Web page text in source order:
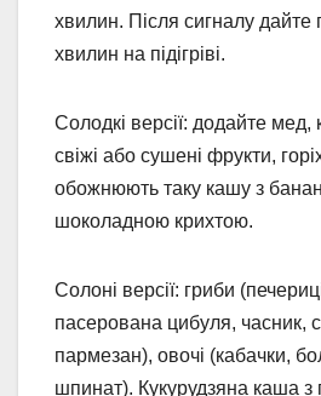
хвилин. Після сигналу дайте
хвилин на підігріві.
Солодкі версії: додайте мед,
свіжі або сушені фрукти,
обожнюють таку кашу з
шоколадною крихтою.
Солоні версії: гриби
пасерована цибуля, часник,
пармезан), овочі (кабачки,
шпинат). Кукурудзяна каша з